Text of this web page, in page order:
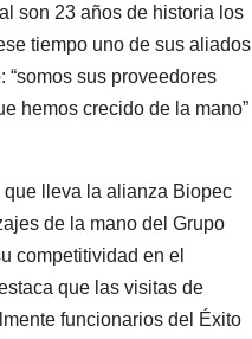
son 23 años de historia los
tiempo uno de sus aliados
“somos sus proveedores
hemos crecido de la mano”
que lleva la alianza Biopec
de la mano del Grupo
competitividad en el
que las visitas de
funcionarios del Éxito